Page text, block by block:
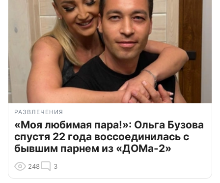
РАЗВЛЕЧЕНИЯ
«Моя любимая пара!»: Ольга Бузова
спустя 22 года воссоединилась с
бывшим парнем из «ДОМа-2»
248 3